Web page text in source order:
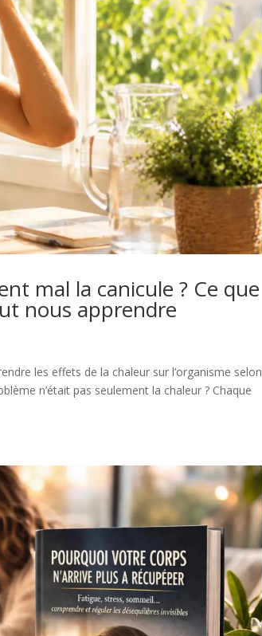
mal la canicule ? Ce que
nous apprendre
les effets de la chaleur sur l’organisme selon
n’était pas seulement la chaleur ? Chaque